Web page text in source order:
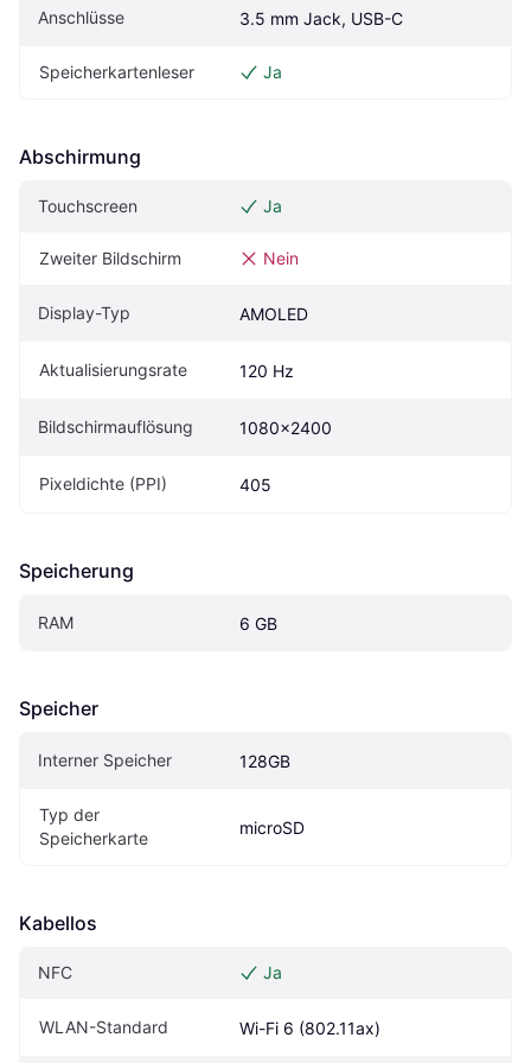
Anschlüsse 3.5 mm Jack, USB-C
Speicherkartenleser Ja
Abschirmung
Touchscreen Ja
Zweiter Bildschirm Nein
Display-Typ AMOLED
Aktualisierungsrate 120 Hz
Bildschirmauflösung 1080x2400
Pixeldichte (PPI) 405
Speicherung
RAM 6 GB
Speicher
Interner Speicher 128GB
Typ der
Speicherkarte
microSD
Kabellos
NFC Ja
WLAN-Standard Wi-Fi 6 (802.11ax)